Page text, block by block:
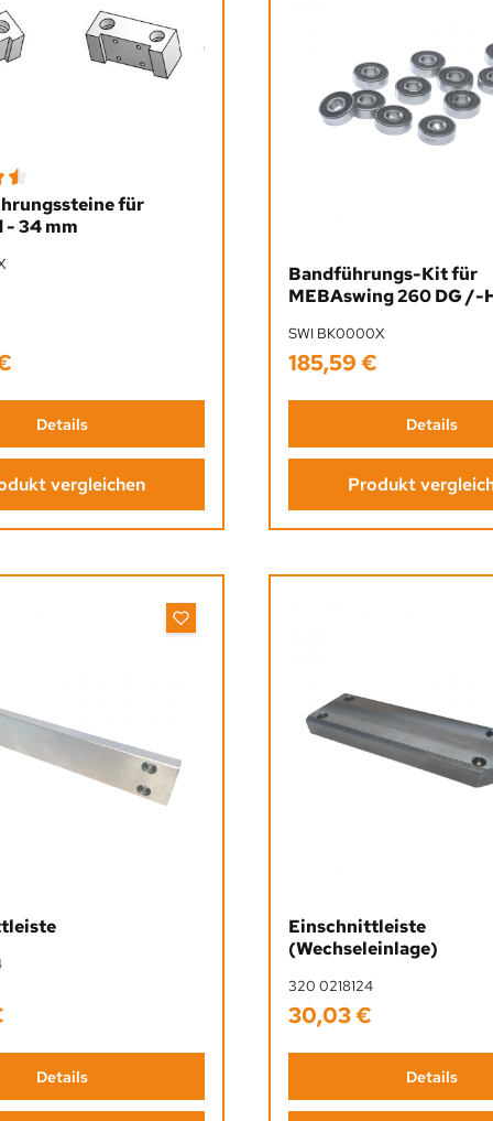
Bewertung von 4.5 von 5 Sternen
für
- 34 mm
Details
vergleichen
Bandführungs-Kit für
MEBAswing 260 DG /-
SWI BK0000X
Regulärer Preis:
185,59 €
Details
Produkt
Details
Einschnittleiste
(Wechseleinlage)
320 0218124
Regulärer Preis:
30,03 €
Details